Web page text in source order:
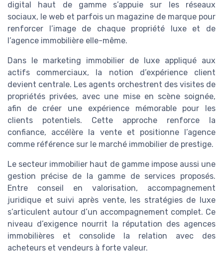
digital haut de gamme s’appuie sur les réseaux
sociaux, le web et parfois un magazine de marque pour
renforcer l’image de chaque propriété luxe et de
l’agence immobilière elle-même.
Dans le marketing immobilier de luxe appliqué aux
actifs commerciaux, la notion d’expérience client
devient centrale. Les agents orchestrent des visites de
propriétés privées, avec une mise en scène soignée,
afin de créer une expérience mémorable pour les
clients potentiels. Cette approche renforce la
confiance, accélère la vente et positionne l’agence
comme référence sur le marché immobilier de prestige.
Le secteur immobilier haut de gamme impose aussi une
gestion précise de la gamme de services proposés.
Entre conseil en valorisation, accompagnement
juridique et suivi après vente, les stratégies de luxe
s’articulent autour d’un accompagnement complet. Ce
niveau d’exigence nourrit la réputation des agences
immobilières et consolide la relation avec des
acheteurs et vendeurs à forte valeur.